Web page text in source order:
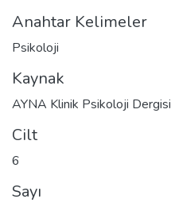
Anahtar Kelimeler
Psikoloji
Kaynak
AYNA Klinik Psikoloji Dergisi
Cilt
6
Sayı